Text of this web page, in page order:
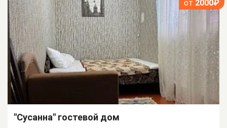
от 2000₽
"Сусанна" гостевой дом